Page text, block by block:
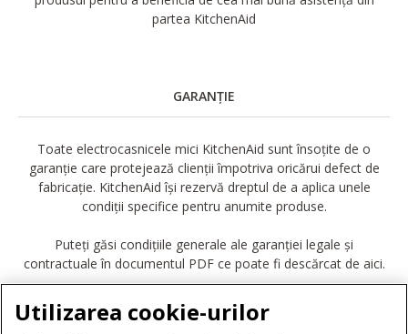
partea KitchenAid
GARANȚIE
Toate electrocasnicele mici KitchenAid sunt însoțite de o
garanție care protejează clienții împotriva oricărui defect de
fabricație. KitchenAid își rezervă dreptul de a aplica unele
condiții specifice pentru anumite produse.
Puteți găsi condițiile generale ale garanției legale și
contractuale în documentul PDF ce poate fi descărcat de aici.
DESCĂRCARE GARANȚIE
Utilizarea cookie-urilor